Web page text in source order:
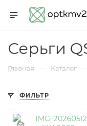
Серьги
Главная — Каталог
ФИЛЬТР